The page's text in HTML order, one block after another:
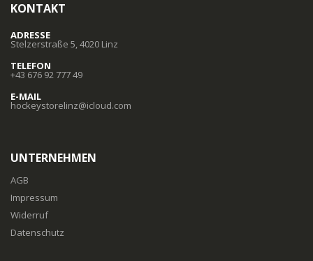
KONTAKT
ADRESSE
Stelzerstraße 5, 4020 Linz
TELEFON
+43 676 92 777 49
E-MAIL
hockeystorelinz@icloud.com
UNTERNEHMEN
AGB
Impressum
Widerruf
Datenschutz